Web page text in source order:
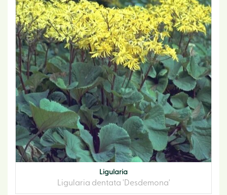
Ligularia
Ligularia dentata 'Desdemona'